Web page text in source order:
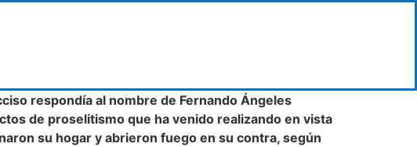
respondía al nombre de Fernando Ángeles
de proselitismo que ha venido realizando en vista
su hogar y abrieron fuego en su contra, según